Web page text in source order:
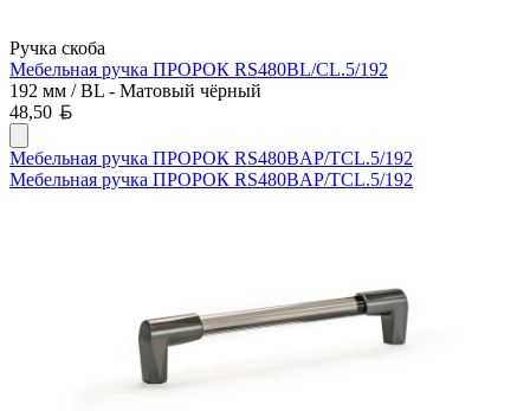
Ручка скоба
Мебельная ручка ПРОРОК RS480BL/CL.5/192
192 мм / BL - Матовый чёрный
48,50
Мебельная ручка ПРОРОК RS480BAP/TCL.5/192
Мебельная ручка ПРОРОК RS480BAP/TCL.5/192